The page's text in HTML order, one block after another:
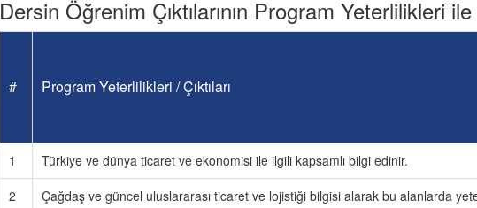
Dersin Öğrenim Çıktılarının Program Yeterlilikleri
# Program Yeterlilikleri / Çıktıları
1
Türkiye ve dünya ticaret ve ekonomisi ile ilgili kapsamlı bilgi edinir.
2
Çağdaş ve güncel uluslararası ticaret ve lojistiği bilgisi alarak bu alanlarda